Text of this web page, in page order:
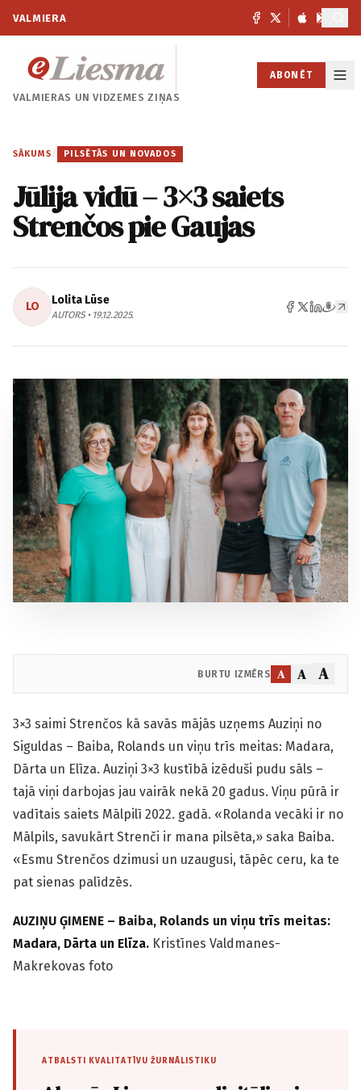
VALMIERA
VALMIERAS UNVIDZEMES ZIŅAS
ABONĒT
SĀKUMS / PILSĒTĀS UN NOVADOS
Jūlija vidū – 3×3 saiets
Strenčos pie Gaujas
LO Lolita Lūse
AUTORS • 19.12.2025.
BURTU IZMĒRS A A A
3×3 saimi Strenčos kā savās mājās uzņems Auziņi no
Siguldas – Baiba, Rolands un viņu trīs meitas: Madara,
Dārta un Elīza. Auziņi 3×3 kustībā izēduši pudu sāls –
tajā viņi darbojas jau vairāk nekā 20 gadus. Viņu pūrā ir
vadītais saiets Mālpilī 2022. gadā. «Rolanda vecāki ir no
Mālpils, savukārt Strenči ir mana pilsēta,» saka Baiba.
«Esmu Strenčos dzimusi un uzaugusi, tāpēc ceru, ka te
pat sienas palīdzēs.
AUZIŅU ĢIMENE – Baiba, Rolands un viņu trīs meitas:
Madara, Dārta un Elīza. Kristīnes Valdmanes-
Makrekovas foto
ATBALSTI KVALITATĪVU ŽURNĀLISTIKU